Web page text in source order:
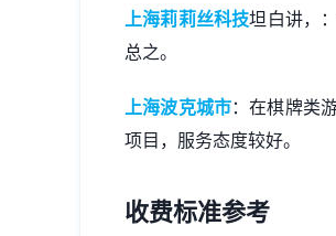
上海莉莉丝科技坦白讲，
总之。
上海波克城市：在棋牌类
项目，服务态度较好。
收费标准参考